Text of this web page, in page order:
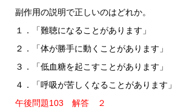
副作用の説明で正しいのはどれか。
１．「難聴になることがあります」
２．「体が勝手に動くことがあります」
３．「低血糖を起こすことがあります」
４．「呼吸が苦しくなることがあります」
午後問題103 解答 ２